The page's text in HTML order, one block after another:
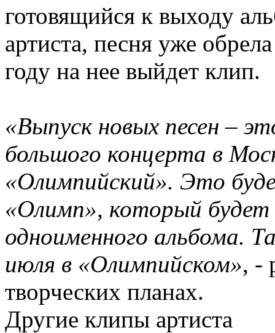
готовящийся к выходу
артиста, песня уже
году на нее выйдет клип.
«Выпуск новых песен –
большого концерта в
«Олимпийский». Это
«Олимп», который будет
одноименного альбома.
июля в «Олимпийском», -
творческих планах.
Другие клипы артиста